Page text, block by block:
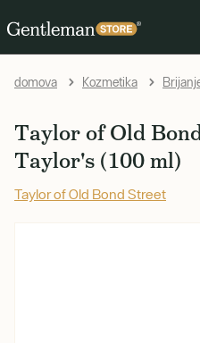
domova Kozmetika
Taylor of Old
Taylor's (100 ml)
Taylor of Old Bond Street